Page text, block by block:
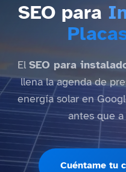
SEO para
El SEO para
llena la agenda de
energía solar en
antes que
Cuéntame tu